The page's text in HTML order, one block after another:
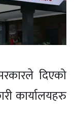
दिएको
कार्यालयहरु